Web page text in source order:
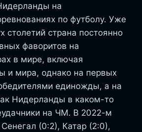
на
по футболу. Уже
столетий страна постоянно
фаворитов на
в мире, включая
и мира, однако на первых
единожды, а на
Нидерланды в каком-то
на ЧМ. В 2022-м
(0:2), Катар (2:0),